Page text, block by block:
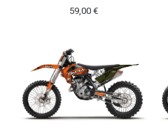
59,00 €